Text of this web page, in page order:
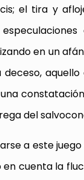
el tira y
en un
del
a este
en cuenta la